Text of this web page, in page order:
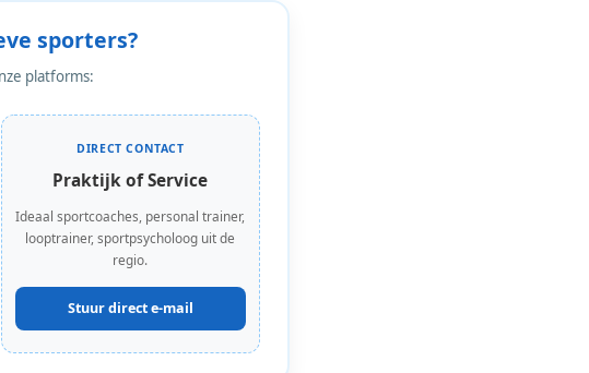
sporters?
platforms:
DIRECT CONTACT
Praktijk of Service
Ideaal sportcoaches, personal trainer,
looptrainer, sportpsycholoog uit de
regio.
Stuur direct e-mail